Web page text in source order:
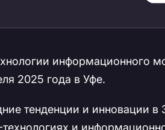
информационного
2025 года в Уфе.
тенденции и инновации
и